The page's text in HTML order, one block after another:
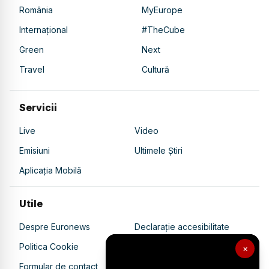
×
România
MyEurope
Internațional
#TheCube
Green
Next
Travel
Cultură
Servicii
Live
Video
Emisiuni
Ultimele Știri
Aplicația Mobilă
Utile
Despre Euronews
Declarație accesibilitate
Politica Cookie
Politica de confidențialitate
Formular de contact